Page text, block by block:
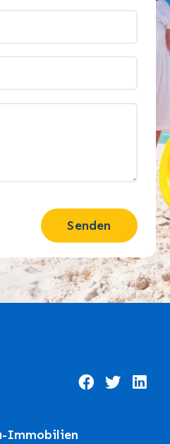
Senden
Immobilien